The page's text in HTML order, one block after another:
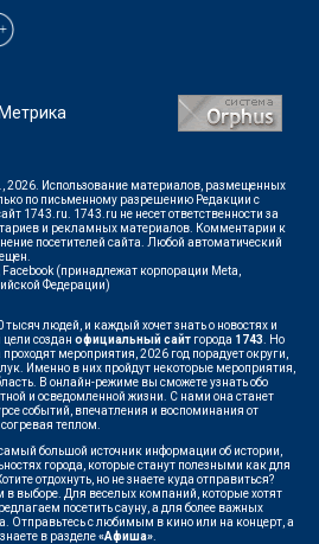
2026. Использование материалов, размещенных
по письменному разрешению Редакции с
1743.ru. 1743.ru не несет ответственности за
и рекламных материалов. Комментарии к
посетителей сайта. Любой автоматический
(принадлежат корпорации Meta,
Федерации)
людей, и каждый хочет знать о новостях и
цели создан официальный сайт города 1743 . Но
мероприятия, 2026 год порадует округи,
Именно в них пройдут некоторые мероприятия,
В онлайн-режиме вы сможете узнать обо
и осведомленной жизни. С нами она станет
событий, впечатления и воспоминания от
теплом.
большой источник информации об истории,
города, которые станут полезными как для
отдохнуть, но не знаете куда отправиться?
выборе. Для веселых компаний, которые хотят
посетить сауну, а для более важных
Отправьтесь с любимым в кино или на концерт, а
в разделе«Афиша»